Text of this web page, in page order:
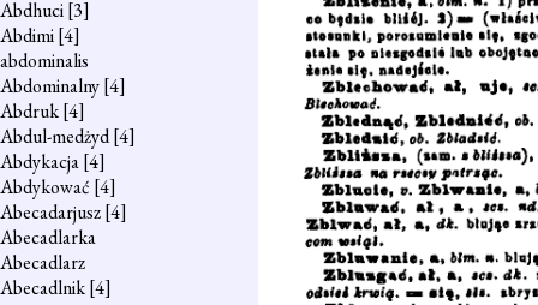
Abdhuci[3]
Abdimi[4]
abdominalis
Abdominalny[4]
Abdruk[4]
Abdul-medżyd[4]
Abdykacja[4]
Abdykować [4]
Abecadarjusz[4]
Abecadlarka
Abecadlarz
Abecadlnik[4]